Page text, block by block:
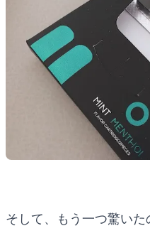
そして、もう一つ驚いた